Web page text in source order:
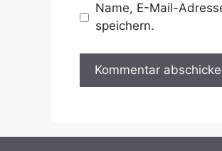
Name, E-Mail-
speichern.